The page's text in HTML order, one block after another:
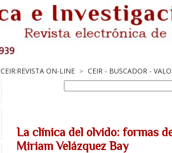
CEIR:REVISTA ON-LINE > CEIR - BUSCADOR -
La clínica del olvido: formas
Miriam Velázquez Bay